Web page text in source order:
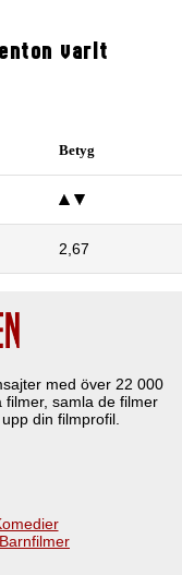
varit
Betyg
2,67
med över 22 000
samla de filmer
din filmprofil.
Barnfilmer